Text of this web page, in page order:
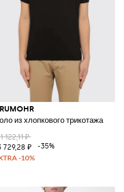
из хлопкового трикотажа
122,11 ₽
729,28 ₽
-35%